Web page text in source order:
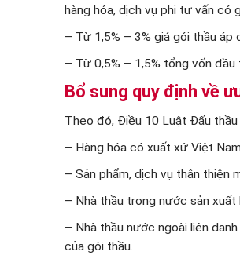
hàng hóa, dịch vụ phi tư vấn có
– Từ 1,5% – 3% giá gói thầu
– Từ 0,5% – 1,5% tổng vốn
Bổ sung quy định về
Theo đó, Điều 10 Luật Đấu
– Hàng hóa có xuất xứ Việt
– Sản phẩm, dịch vụ thân thiện
– Nhà thầu trong nước sản
– Nhà thầu nước ngoài liên
của gói thầu.